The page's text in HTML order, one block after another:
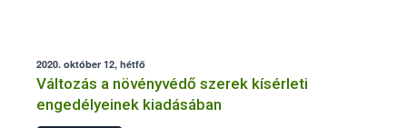
2020. október 12, hétfő
Változás a növényvédő szerek kísérleti
engedélyeinek kiadásában